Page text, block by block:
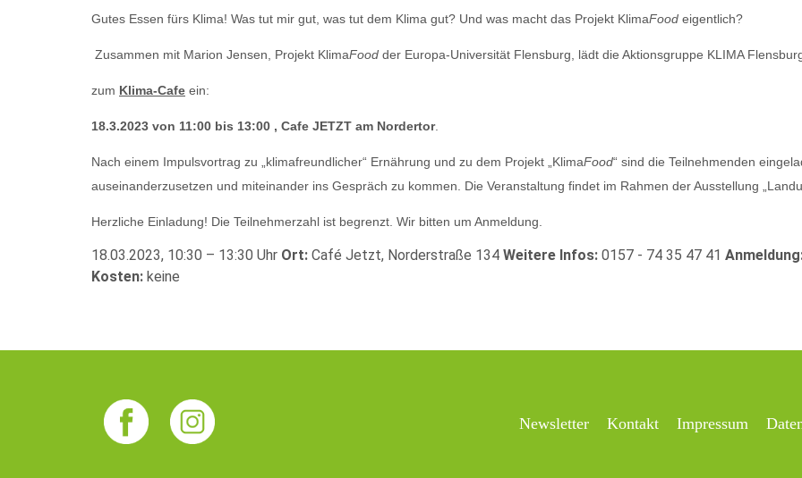
Gutes Essen fürs Klima! Was tut mir gut, was tut dem Klima gut? Und was macht das Projekt KlimaFood eigentlich?
Zusammen mit Marion Jensen, Projekt KlimaFood der Europa-Universität Flensburg, lädt die Aktionsgruppe KLIMA
zum Klima-Cafe ein:
18.3.2023 von 11:00 bis 13:00 , Cafe JETZT am Nordertor.
Nach einem Impulsvortrag zu „klimafreundlicher“ Ernährung und zu dem Projekt „KlimaFood“ sind die Teilnehmenden
auseinanderzusetzen und miteinander ins Gespräch zu kommen. Die Veranstaltung findet im Rahmen der Ausstellung
Herzliche Einladung! Die Teilnehmerzahl ist begrenzt. Wir bitten um Anmeldung.
18.03.2023, 10:30 – 13:30 Uhr Ort: Café Jetzt, Norderstraße 134 Weitere Infos: 0157 - 74 35 47 41
Kosten: keine
Newsletter Kontakt Impressum